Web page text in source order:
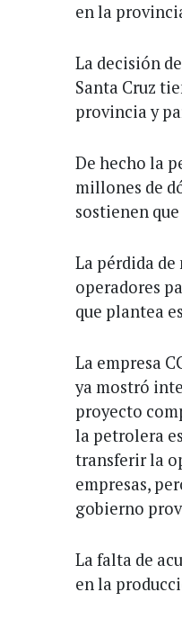
en la
La decisión
Santa Cruz
provincia y
De hecho la
millones de
sostienen
La pérdida
operadores
que plantea
La empresa
ya mostró
proyecto
la petrolera
transferir la
empresas,
gobierno
La falta de
en la